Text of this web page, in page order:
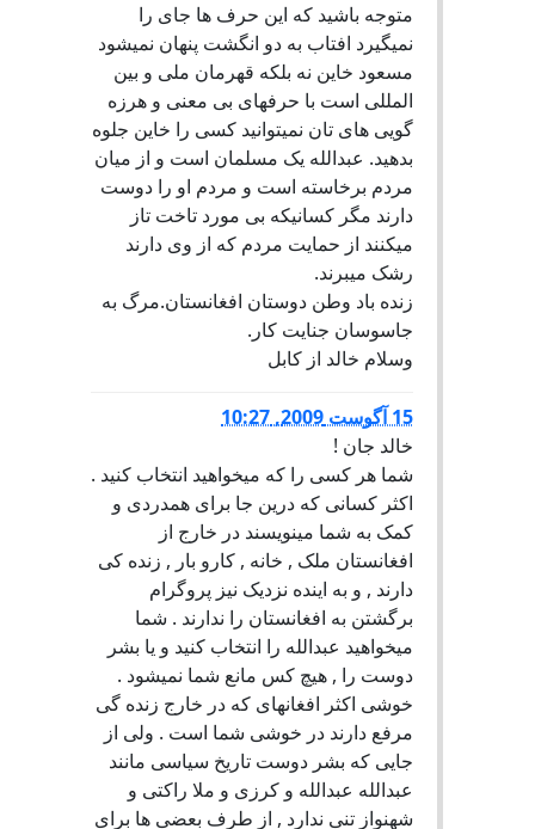
متوجه باشید که این حرف ها جای را
نمیگیرد افتاب به دو انگشت پنهان نمیشود
مسعود خاین نه بلکه قهرمان ملی و بین
المللی است با حرفهای بی معنی و هرزه
گویی های تان نمیتوانید کسی را خاین جلوه
بدهید. عبدالله یک مسلمان است و از میان
مردم برخاسته است و مردم او را دوست
دارند مگر کسانیکه بی مورد تاخت تاز
میکنند از حمایت مردم که از وی دارند
رشک میبرند.
زنده باد وطن دوستان افغانستان.مرگ به
جاسوسان جنایت کار.
وسلام خالد از کابل
15 آگوست 2009, 10:27
خالد جان !
شما هر کسی را که میخواهید انتخاب کنید .
اکثر کسانی که درین جا برای همدردی و
کمک به شما مینویسند در خارج از
افغانستان ملک , خانه , کارو بار , زنده کی
دارند , و به اینده نزدیک نیز پروگرام
برگشتن به افغانستان را ندارند . شما
میخواهید عبدالله را انتخاب کنید و یا بشر
دوست را , هیچ کس مانع شما نمیشود .
خوشی اکثر افغانهای که در خارج زنده گی
مرفع دارند در خوشی شما است . ولی از
جایی که بشر دوست تاریخ سیاسی مانند
عبدالله عبدالله و کرزی و ملا راکتی و
شهنواز تنی ندارد , از طرف بعضی ها برای